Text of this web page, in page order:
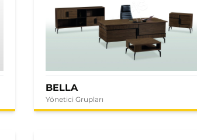
BELLA
Yönetici Grupları